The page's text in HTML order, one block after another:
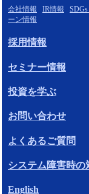
会社情報 IR情報
ーン情報
採用情報
セミナー情報
投資を学ぶ
お問い合わせ
よくあるご質問
システム障害時の
English